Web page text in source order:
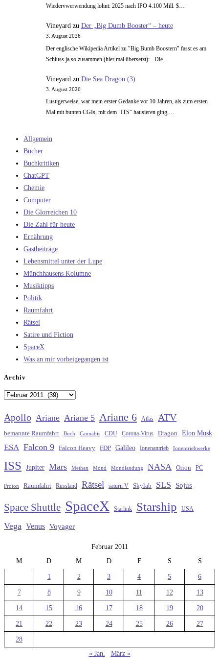
Wiedervwerwendung lohnt: 2025 nach IPO 4.100 Mill. $…
Vineyardzu Der „Big Dumb Booster“ – heute
3. August 2026
Der englische Wikipedia Artikel zu "Big Bumb Boostern" fasst es am
Schluss ja so zusammen (hier mal übersetzt): - Die…
Vineyard zu Die Sea Dragon (3)
3. August 2026
Lustigerweise, war mein erster Gedanke vor 10 Jahren, als zum ersten
Mal mit bunten CGIs, mit dem "ITS" hausieren ging,…
Allgemein
Bücher
Buchkritiken
ChatGPT
Chemie
Computer
Die Glorreichen 10
Die Zahl für heute
Ernährung
Gastbeiträge
Lebensmittel unter der Lupe
Münchhausens Kolumne
Musiktipps
Politik
Raumfahrt
Rätsel
Satire und Fiction
SpaceX
Was an mir vorbeigegangen ist
Archiv
Archiv
Apollo Ariane Ariane 5 Ariane 6 Atlas ATV
bemannte Raumfahrt Buch Cannabis CDU Corona-Virus Dragon Elon Musk
ESA Falcon 9 Falcon Heavy FDP Galileo Ionenantrieb Ionentriebwerke
ISS Jupiter Mars Methan Mond Mondlandung NASA Orion PC
Proton Raumfahrt Russland Rätsel saturn V Skylab SLS Sojus
Space Shuttle SpaceX Starlink Starship USA
Vega Venus Voyager
Februar 2011
M
D M D F S S
1 2 3 4 5 6
7 8 9 10 11 12 13
14 15 16 17 18 19 20
21 22 23 24 25 26 27
28
« Jan.
März »